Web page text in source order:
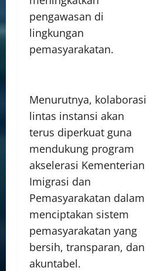
pengawasan di
lingkungan
pemasyarakatan.
Menurutnya, kolaborasi
lintas instansi akan
terus diperkuat guna
mendukung program
akselerasi Kementerian
Imigrasi dan
Pemasyarakatan dalam
menciptakan sistem
pemasyarakatan yang
bersih, transparan, dan
akuntabel.